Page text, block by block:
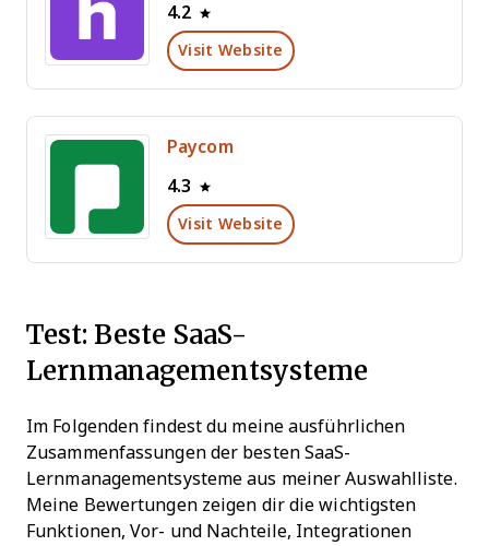
4.2
Visit Website
Paycom
4.3
Visit Website
Test: Beste SaaS-
Lernmanagementsysteme
Im Folgenden findest du meine ausführlichen
Zusammenfassungen der besten SaaS-
Lernmanagementsysteme aus meiner Auswahlliste.
Meine Bewertungen zeigen dir die wichtigsten
Funktionen, Vor- und Nachteile, Integrationen